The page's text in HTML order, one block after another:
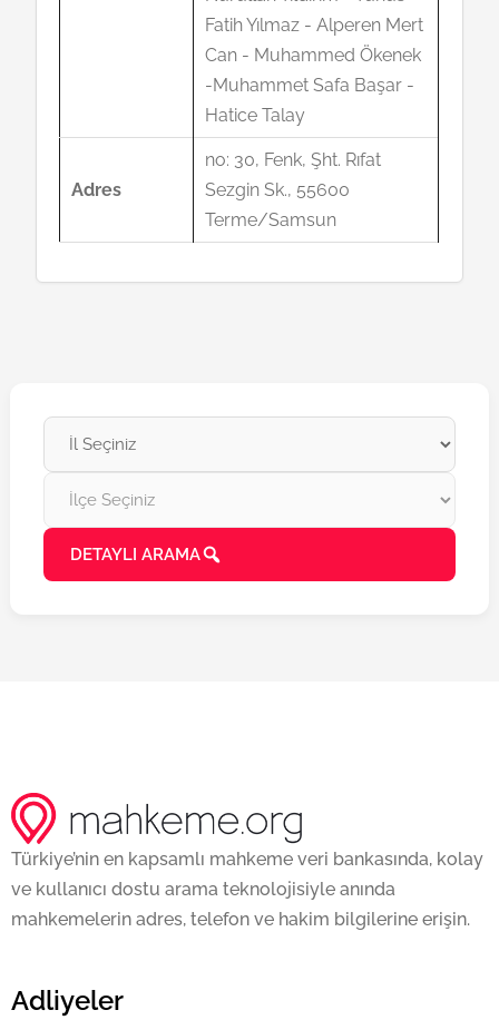
Fatih Yılmaz - Alperen Mert
Can - Muhammed Ökenek
-Muhammet Safa Başar -
Hatice Talay
Adres
no: 30, Fenk, Şht. Rıfat
Sezgin Sk., 55600
Terme/Samsun
DETAYLI ARAMA
Türkiye’nin en kapsamlı mahkeme veri bankasında, kolay
ve kullanıcı dostu arama teknolojisiyle anında
mahkemelerin adres, telefon ve hakim bilgilerine erişin.
Adliyeler